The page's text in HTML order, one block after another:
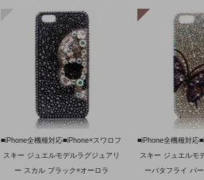
■iPhone全機種対応■iPhone×スワロフ
スキー ジュエルモデルラグジュアリ
ー スカル ブラック×オーロラ
■iPhone全機種対応
スキー ジュエルモ
ーバタフライ パ